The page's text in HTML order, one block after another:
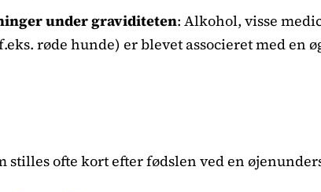
under graviditeten: Alkohol, visse
røde hunde) er blevet associeret med en
stilles ofte kort efter fødslen ved en